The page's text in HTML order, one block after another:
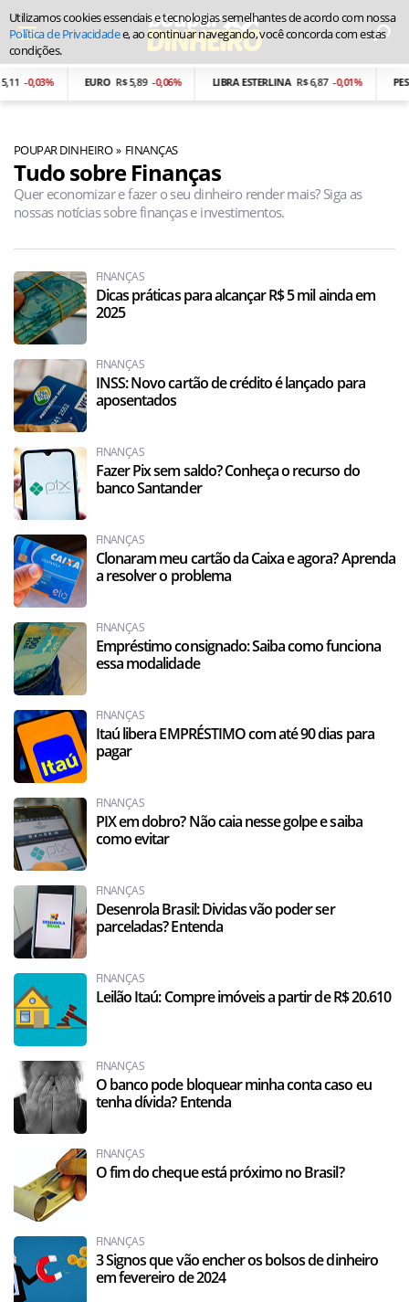
EURO R$ 5,89 -0,06% LIBRA ESTERLINA R$ 6,87 -0,01% PESO
POUPAR DINHEIRO FINANÇAS
Tudo sobre Finanças
Quer economizar e fazer o seu dinheiro render mais? Siga as
nossas notícias sobre finanças e investimentos.
FINANÇAS
Dicas práticas para alcançar R$ 5 mil ainda em
2025
FINANÇAS
INSS: Novo cartão de crédito é lançado para
aposentados
FINANÇAS
Fazer Pix sem saldo? Conheça o recurso do
banco Santander
FINANÇAS
Clonaram meu cartão da Caixa e agora? Aprenda
a resolver o problema
FINANÇAS
Empréstimo consignado: Saiba como funciona
essa modalidade
FINANÇAS
Itaú libera EMPRÉSTIMO com até 90 dias para
pagar
FINANÇAS
PIX em dobro? Não caia nesse golpe e saiba
como evitar
FINANÇAS
Desenrola Brasil: Dividas vão poder ser
parceladas? Entenda
FINANÇAS
Leilão Itaú: Compre imóveis a partir de R$ 20.610
FINANÇAS
O banco pode bloquear minha conta caso eu
tenha dívida? Entenda
FINANÇAS
O fim do cheque está próximo no Brasil?
FINANÇAS
3 Signos que vão encher os bolsos de dinheiro
em fevereiro de 2024
Utilizamos cookies essenciais e tecnologias semelhantes de acordo com nossa
Política de Privacidadee, ao continuar navegando, você concorda com estas
condições.